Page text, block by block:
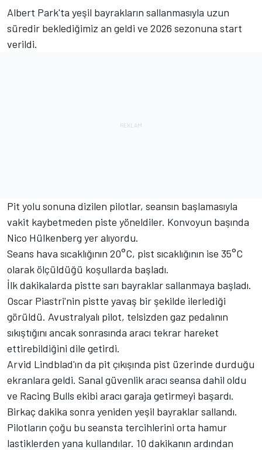
Albert Park'ta yeşil bayrakların sallanmasıyla uzun
süredir beklediğimiz an geldi ve 2026 sezonuna start
verildi.
Pit yolu sonuna dizilen pilotlar, seansın başlamasıyla
vakit kaybetmeden piste yöneldiler. Konvoyun başında
Nico Hülkenberg yer alıyordu.
Seans hava sıcaklığının 20°C, pist sıcaklığının ise 35°C
olarak ölçüldüğü koşullarda başladı.
İlk dakikalarda pistte sarı bayraklar sallanmaya başladı.
Oscar Piastri'nin pistte yavaş bir şekilde ilerlediği
görüldü. Avustralyalı pilot, telsizden gaz pedalının
sıkıştığını ancak sonrasında aracı tekrar hareket
ettirebildiğini dile getirdi.
Arvid Lindblad'ın da pit çıkışında pist üzerinde durduğu
ekranlara geldi. Sanal güvenlik aracı seansa dahil oldu
ve Racing Bulls ekibi aracı garaja getirmeyi başardı.
Birkaç dakika sonra yeniden yeşil bayraklar sallandı.
Pilotların çoğu bu seansta tercihlerini orta hamur
lastiklerden yana kullandılar. 10 dakikanın ardından